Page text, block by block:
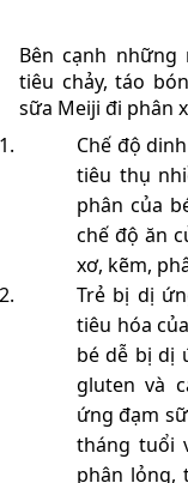
Bên cạnh
tiêu chảy, táo
sữa Meiji đi phân
Chế độ
tiêu thụ
phân của
chế độ ăn
xơ, kẽm,
Trẻ bị dị
tiêu hóa
bé dễ bị dị
gluten và
ứng đạm
tháng tuổi
phân lỏng,